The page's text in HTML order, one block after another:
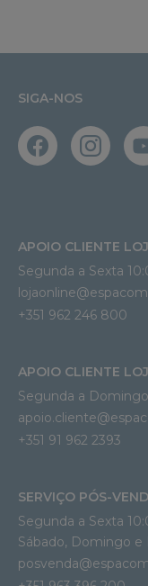
SIGA-NOS
APOIO CLIENTE
Segunda a Sexta
+351 962 246 800
APOIO CLIENTE
Segunda a
+351 91 962 2393
SERVIÇO PÓS-
Segunda a Sexta
Sábado, Domingo e